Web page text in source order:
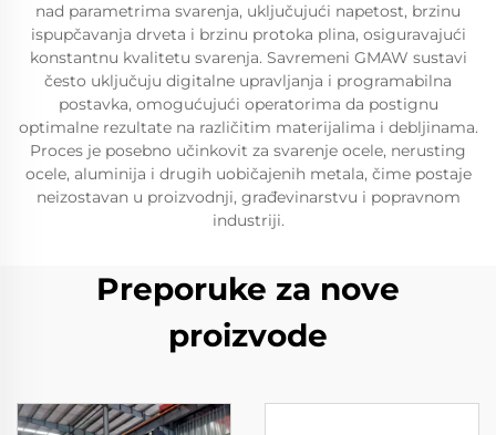
nad parametrima svarenja, uključujući napetost, brzinu
ispupčavanja drveta i brzinu protoka plina, osiguravajući
konstantnu kvalitetu svarenja. Savremeni GMAW sustavi
često uključuju digitalne upravljanja i programabilna
postavka, omogućujući operatorima da postignu
optimalne rezultate na različitim materijalima i debljinama.
Proces je posebno učinkovit za svarenje ocele, nerusting
ocele, aluminija i drugih uobičajenih metala, čime postaje
neizostavan u proizvodnji, građevinarstvu i popravnom
industriji.
Preporuke za nove
proizvode